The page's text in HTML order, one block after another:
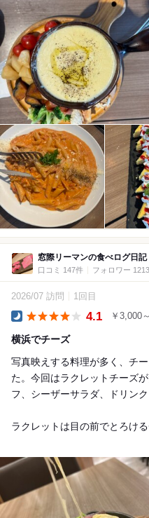
窓際リーマンの食べログ日記
口コミ 147件 フォロワー
2026/07 訪問 1回目
4.1 ￥3,000
横浜でチーズ
写真映えする料理が多く、チ
た。今回はラクレットチーズ
フ、シーザーサラダ、ドリンク
ラクレットは目の前でとろける